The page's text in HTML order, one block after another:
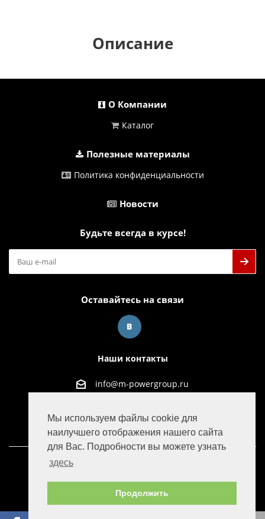
Мы используем файлы cookie для
наилучшего отображения нашего сайта
для Вас. Подробности вы можете узнать
здесь
Продолжить
Описание
О Компании
Каталог
Полезные материалы
Политика конфиденциальности
Новости
Будьте всегда в курсе!
Оставайтесь на связи
Наши контакты
info@m-powergroup.ru